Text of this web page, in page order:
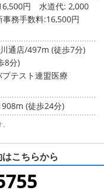
円
水道代: 2,000
務手数料:16,500円
通店/497m (徒歩7分)
8分)
テスト連盟医療
(徒歩24分)
はこちらから